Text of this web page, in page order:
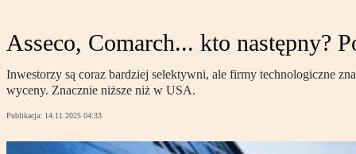
Asseco, Comarch... kto następny?
Inwestorzy są coraz bardziej selektywni, ale firmy technologiczne
wyceny. Znacznie niższe niż w USA.
Publikacja: 14.11.2025 04:33